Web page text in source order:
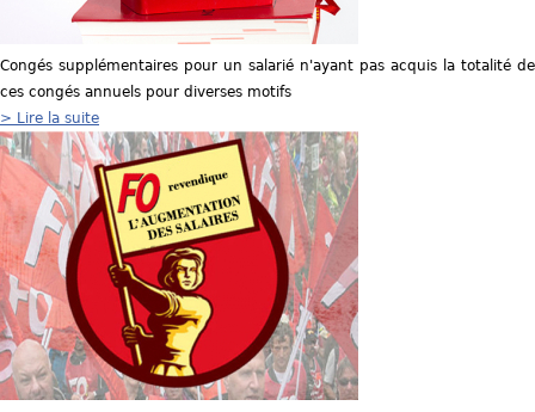
Congés supplémentaires pour un salarié n'ayant pas acquis la totalité de
ces congés annuels pour diverses motifs
> Lire la suite